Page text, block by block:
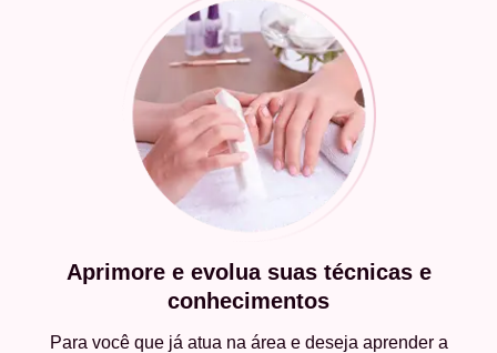
Aprimore e evolua suas técnicas e
conhecimentos
Para você que já atua na área e deseja aprender a